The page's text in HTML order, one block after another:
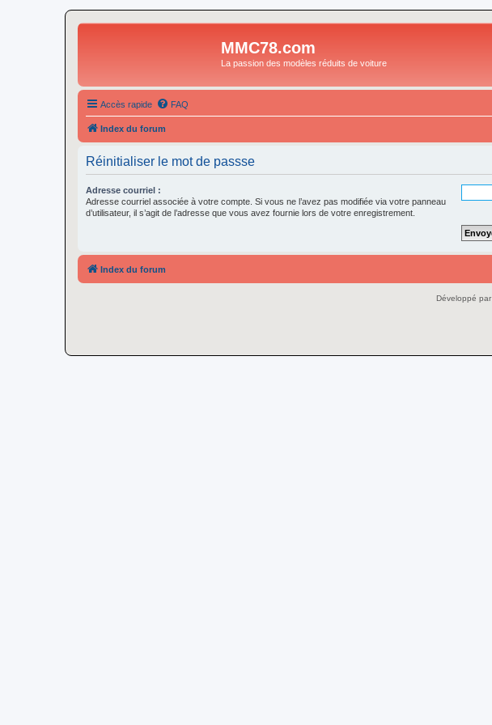
MMC78.com
La passion des modèles réduits de voiture
Accès rapide FAQ
Index du forum
Réinitialiser le mot de passse
Adresse courriel :
Adresse courriel associée à votre compte. Si vous ne l’avez pas modifiée via votre panneau
d’utilisateur, il s’agit de l’adresse que vous avez fournie lors de votre enregistrement.
Index du forum
Développé par